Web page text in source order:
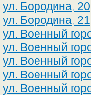
ул. Бородина, 20
ул. Бородина, 21
ул. Военный
ул. Военный
ул. Военный
ул. Военный
ул. Военный